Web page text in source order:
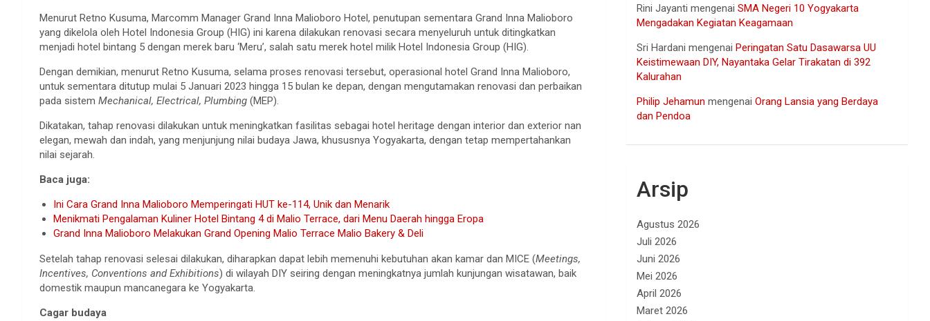
Menurut Retno Kusuma, Marcomm Manager Grand Inna Malioboro Hotel, penutupan sementara Grand Inna Malioboro
yang dikelola oleh Hotel Indonesia Group (HIG) ini karena dilakukan renovasi secara menyeluruh untuk ditingkatkan
menjadi hotel bintang 5 dengan merek baru ‘Meru’, salah satu merek hotel milik Hotel Indonesia Group (HIG).
Dengan demikian, menurut Retno Kusuma, selama proses renovasi tersebut, operasional hotel Grand Inna Malioboro,
untuk sementara ditutup mulai 5 Januari 2023 hingga 15 bulan ke depan, dengan mengutamakan renovasi dan perbaikan
pada sistem Mechanical, Electrical, Plumbing (MEP).
Dikatakan, tahap renovasi dilakukan untuk meningkatkan fasilitas sebagai hotel heritage dengan interior dan exterior nan
elegan, mewah dan indah, yang menjunjung nilai budaya Jawa, khususnya Yogyakarta, dengan tetap mempertahankan
nilai sejarah.
Baca juga:
Ini Cara Grand Inna Malioboro Memperingati HUT ke-114, Unik dan Menarik
Menikmati Pengalaman Kuliner Hotel Bintang 4 di Malio Terrace, dari Menu Daerah hingga Eropa
Grand Inna Malioboro Melakukan Grand Opening Malio Terrace Malio Bakery & Deli
Setelah tahap renovasi selesai dilakukan, diharapkan dapat lebih memenuhi kebutuhan akan kamar dan MICE (Meetings,
Incentives, Conventions and Exhibitions) di wilayah DIY seiring dengan meningkatnya jumlah kunjungan wisatawan, baik
domestik maupun mancanegara ke Yogyakarta.
Cagar budaya
Rini Jayanti mengenaiSMA Negeri 10 Yogyakarta
Mengadakan Kegiatan Keagamaan
Sri Hardani mengenaiPeringatan Satu Dasawarsa UU
Keistimewaan DIY, Nayantaka Gelar Tirakatan di 392
Kalurahan
Philip Jehamun mengenaiOrang Lansia yang Berdaya
dan Pendoa
Arsip
Agustus 2026
Juli 2026
Juni 2026
Mei 2026
April 2026
Maret 2026